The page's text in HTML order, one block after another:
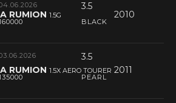
3.5
RUMION 1.5G 2010
BLACK
3.5
RUMION 1.5X AERO TOURER 2011
PEARL